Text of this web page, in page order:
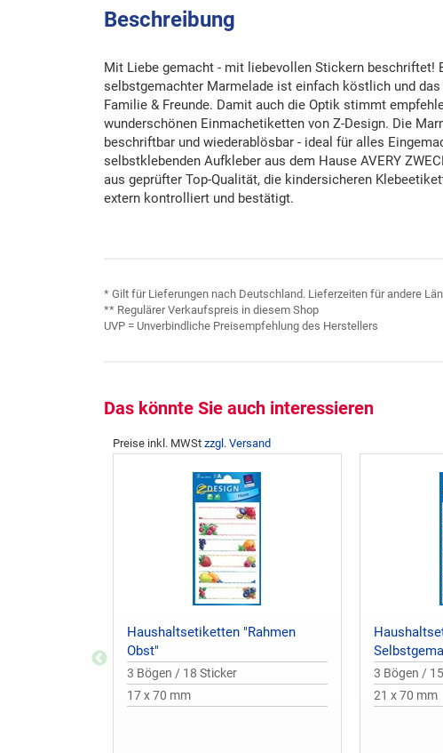
Beschreibung
Mit Liebe gemacht - mit liebevollen Stickern beschriftet!
selbstgemachter Marmelade ist einfach köstlich und
Familie & Freunde. Damit auch die Optik stimmt
wunderschönen Einmachetiketten von Z-Design. Die
beschriftbar und wiederablösbar - ideal für alles
selbstklebenden Aufkleber aus dem Hause AVERY
aus geprüfter Top-Qualität, die kindersicheren
extern kontrolliert und bestätigt.
* Gilt für Lieferungen nach Deutschland. Lieferzeiten für andere
** Regulärer Verkaufspreis in diesem Shop
UVP = Unverbindliche Preisempfehlung des Herstellers
Das könnte Sie auch interessieren
Preise inkl. MWSt zzgl. Versand
Haushaltsetiketten "Rahmen
Obst"
3 Bögen / 18 Sticker
17 x 70 mm
3 Bögen /
21 x 70 mm